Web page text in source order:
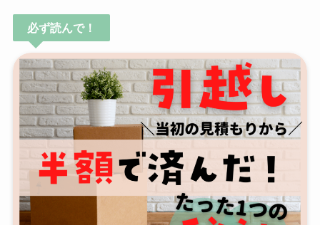
必ず読んで！